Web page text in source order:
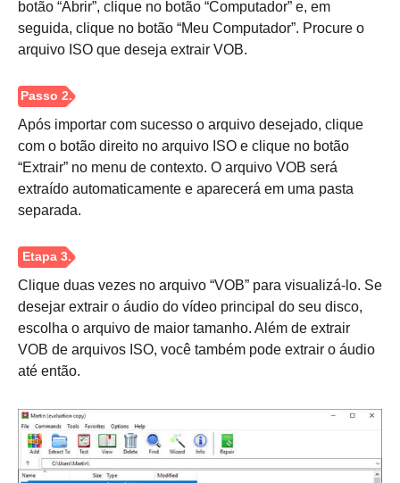
botão “Abrir”, clique no botão “Computador” e, em
seguida, clique no botão “Meu Computador”. Procure o
arquivo ISO que deseja extrair VOB.
Após importar com sucesso o arquivo desejado, clique
com o botão direito no arquivo ISO e clique no botão
“Extrair” no menu de contexto. O arquivo VOB será
extraído automaticamente e aparecerá em uma pasta
separada.
Clique duas vezes no arquivo “VOB” para visualizá-lo. Se
desejar extrair o áudio do vídeo principal do seu disco,
escolha o arquivo de maior tamanho. Além de extrair
VOB de arquivos ISO, você também pode extrair o áudio
até então.